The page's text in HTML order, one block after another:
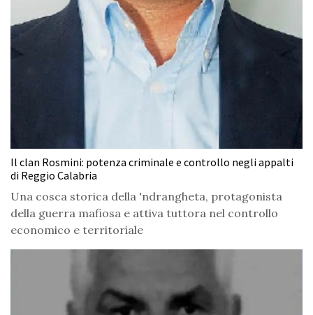
Il clan Rosmini: potenza criminale e controllo negli appalti
di Reggio Calabria
Una cosca storica della 'ndrangheta, protagonista
della guerra mafiosa e attiva tuttora nel controllo
economico e territoriale